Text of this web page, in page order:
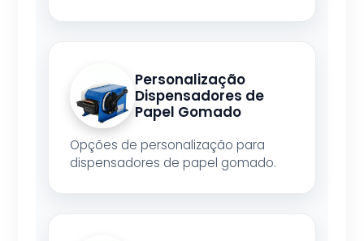
Personalização
Dispensadores de
Papel Gomado
Opções de personalização para
dispensadores de papel gomado.